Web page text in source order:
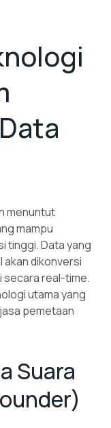
menuntut
mampu
tinggi. Data yang
akan dikonversi
secara real-time.
utama yang
pemetaan
Suara